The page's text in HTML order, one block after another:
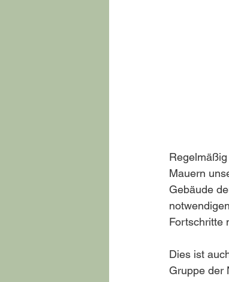
Mauern
Gebäude
Fortschritte
Dies ist
Gruppe der